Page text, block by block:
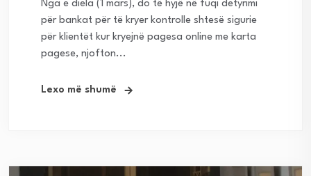
Nga e diela (1 mars), do të hyjë në fuqi detyrimi
për bankat për të kryer kontrolle shtesë sigurie
për klientët kur kryejnë pagesa online me karta
pagese, njofton...
Lexo më shumë